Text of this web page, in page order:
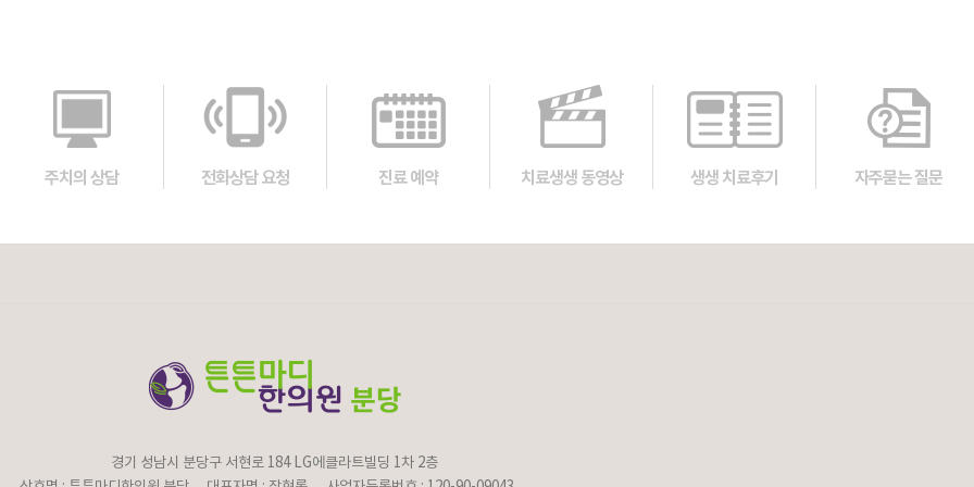
주치의 상담 전화상담 요청 진료 예약 치료생생 동영상 생생 치료후기 자주묻는 질문
경기 성남시 분당구 서현로 184 LG에클라트빌딩 1차 2층